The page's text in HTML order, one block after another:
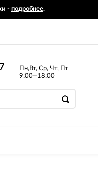
- подробнее.
Пн,Вт, Ср, Чт, Пт
9:00—18:00